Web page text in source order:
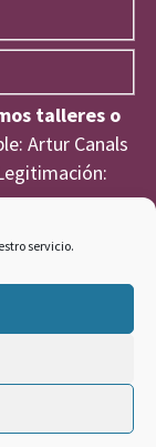
servicio.
talleres o
Artur Canals